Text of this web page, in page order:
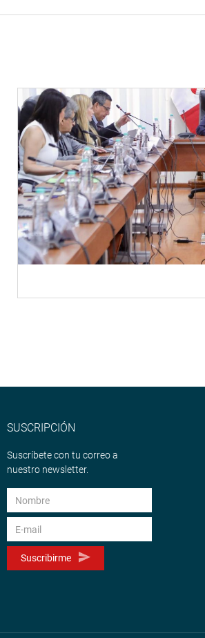
SUSCRIPCIÓN
Suscríbete con tu correo a
nuestro newsletter.
Suscribirme